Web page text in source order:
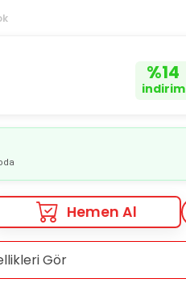
%14
indirim
Hemen Al
Gör